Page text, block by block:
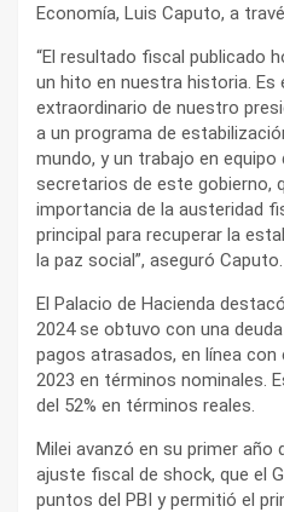
Economía, Luis Caputo, a
“El resultado fiscal publicado
un hito en nuestra historia. Es
extraordinario de nuestro
a un programa de
mundo, y un trabajo en
secretarios de este gobierno,
importancia de la austeridad
principal para recuperar la
la paz social”, aseguró Caputo.
El Palacio de Hacienda
2024 se obtuvo con una
pagos atrasados, en línea con
2023 en términos nominales.
del 52% en términos reales.
Milei avanzó en su primer
ajuste fiscal de shock, que el
puntos del PBI y permitió el